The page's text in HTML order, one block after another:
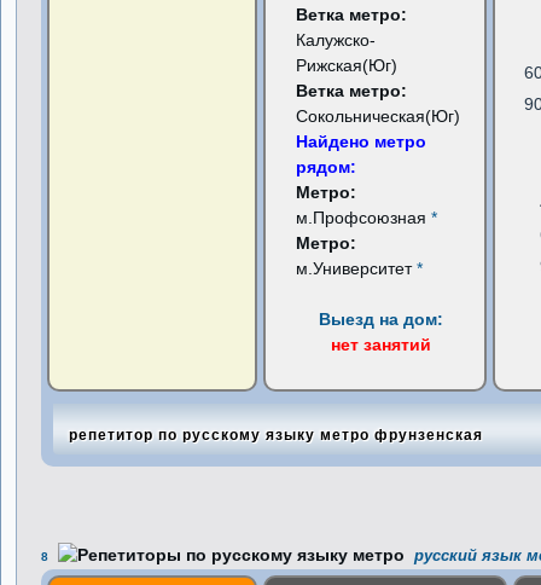
Ветка метро:
Калужско-
Рижская(Юг)
Ветка метро:
Сокольническая(Юг)
Найдено метро
рядом:
Метро:
м.Профсоюзная*
Метро:
м.Университет*
Выезд на дом:
нет занятий
репетитор по русскому языку метро фрунзенская
8 русский язык